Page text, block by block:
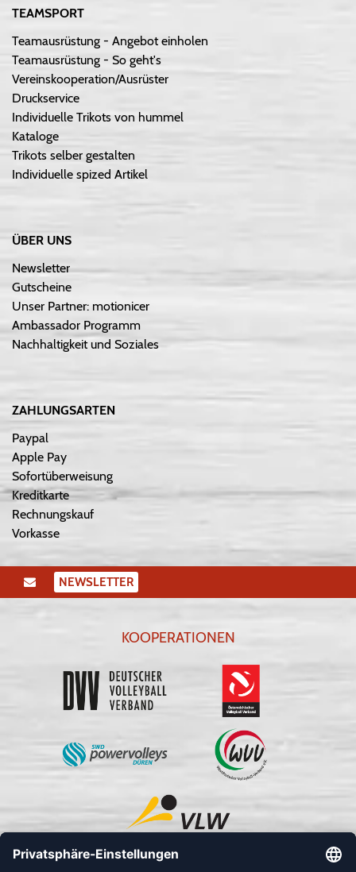
TEAMSPORT
Teamausrüstung - Angebot einholen
Teamausrüstung - So geht's
Vereinskooperation/Ausrüster
Druckservice
Individuelle Trikots von hummel
Kataloge
Trikots selber gestalten
Individuelle spized Artikel
ÜBER UNS
Newsletter
Gutscheine
Unser Partner: motionicer
Ambassador Programm
Nachhaltigkeit und Soziales
ZAHLUNGSARTEN
Paypal
Apple Pay
Sofortüberweisung
Kreditkarte
Rechnungskauf
Vorkasse
NEWSLETTER
KOOPERATIONEN